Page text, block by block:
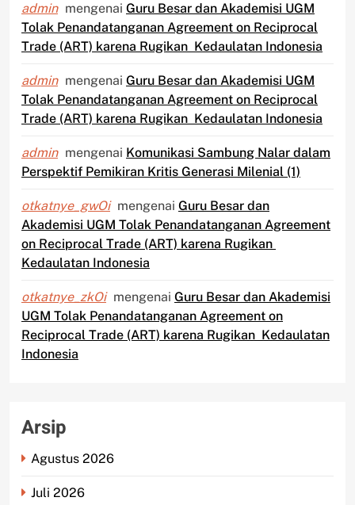
admin mengenai Guru Besar dan Akademisi UGM
Tolak Penandatanganan Agreement on Reciprocal
Trade (ART) karena Rugikan Kedaulatan Indonesia
admin mengenai Guru Besar dan Akademisi UGM
Tolak Penandatanganan Agreement on Reciprocal
Trade (ART) karena Rugikan Kedaulatan Indonesia
admin mengenai Komunikasi Sambung Nalar dalam
Perspektif Pemikiran Kritis Generasi Milenial (1)
otkatnye_gwOi mengenai Guru Besar dan
Akademisi UGM Tolak Penandatanganan Agreement
on Reciprocal Trade (ART) karena Rugikan
Kedaulatan Indonesia
otkatnye_zkOi mengenai Guru Besar dan Akademisi
UGM Tolak Penandatanganan Agreement on
Reciprocal Trade (ART) karena Rugikan Kedaulatan
Indonesia
Arsip
Agustus 2026
Juli 2026